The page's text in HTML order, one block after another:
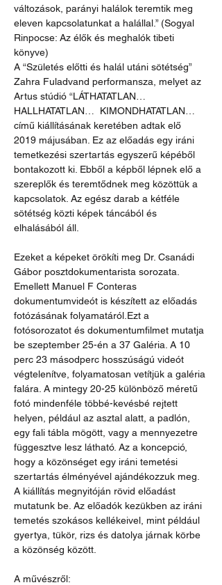
változások, parányi halálok teremtik meg
eleven kapcsolatunkat a halállal.” (Sogyal
Rinpocse: Az élők és meghalók tibeti
könyve)
A “Születés előtti és halál utáni sötétség”
Zahra Fuladvand performansza, melyet az
Artus stúdió “LÁTHATATLAN…
HALLHATATLAN…  KIMONDHATATLAN…
című kiállításának keretében adtak elő
2019 májusában. Ez az előadás egy iráni
temetkezési szertartás egyszerű képéből
bontakozott ki. Ebből a képből lépnek elő a
szereplők és teremtődnek meg közöttük a
kapcsolatok. Az egész darab a kétféle
sötétség közti képek táncából és
elhalásából áll.
Ezeket a képeket örökíti meg Dr. Csanádi
Gábor posztdokumentarista sorozata.
Emellett Manuel F Conteras
dokumentumvideót is készített az előadás
fotózásának folyamatáról.Ezt a
fotósorozatot és dokumentumfilmet mutatja
be szeptember 25-én a 37 Galéria. A 10
perc 23 másodperc hosszúságú videót
végtelenítve, folyamatosan vetítjük a galéria
falára. A mintegy 20-25 különböző méretű
fotó mindenféle többé-kevésbé rejtett
helyen, például az asztal alatt, a padlón,
egy fali tábla mögött, vagy a mennyezetre
függesztve lesz látható. Az a koncepció,
hogy a közönséget egy iráni temetési
szertartás élményével ajándékozzuk meg.
A kiállítás megnyitóján rövid előadást
mutatunk be. Az előadók kezükben az iráni
temetés szokásos kellékeivel, mint például
gyertya, tükör, rizs és datolya járnak körbe
a közönség között.
A művészről: